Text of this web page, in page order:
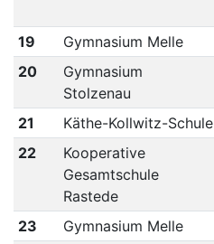
19
Gymnasium Melle
20
Gymnasium
Stolzenau
21 Käthe-Kollwitz-Schule
22
Kooperative
Gesamtschule
Rastede
23 Gymnasium Melle